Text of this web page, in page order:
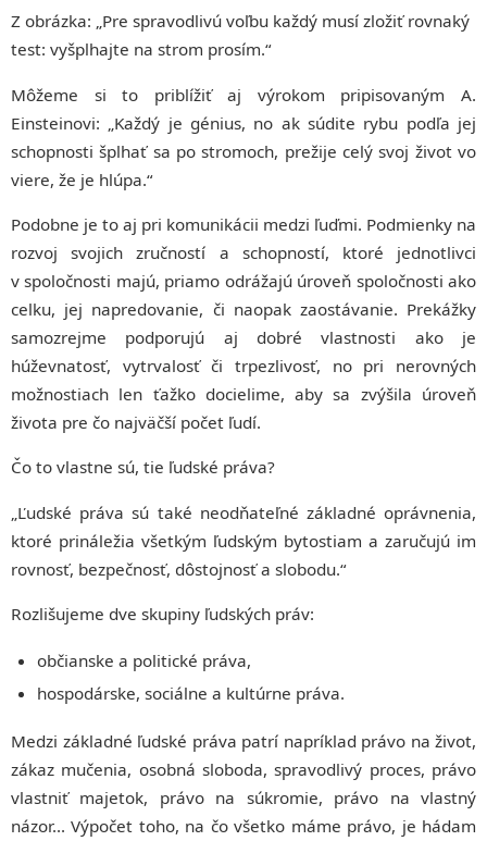
Z obrázka: „Pre spravodlivú voľbu každý musí zložiť rovnaký
test: vyšplhajte na strom prosím.“
Môžeme si to priblížiť aj výrokom pripisovaným A.
Einsteinovi: „Každý je génius, no ak súdite rybu podľa jej
schopnosti šplhať sa po stromoch, prežije celý svoj život vo
viere, že je hlúpa.“
Podobne je to aj pri komunikácii medzi ľuďmi. Podmienky na
rozvoj svojich zručností a schopností, ktoré jednotlivci
v spoločnosti majú, priamo odrážajú úroveň spoločnosti ako
celku, jej napredovanie, či naopak zaostávanie. Prekážky
samozrejme podporujú aj dobré vlastnosti ako je
húževnatosť, vytrvalosť či trpezlivosť, no pri nerovných
možnostiach len ťažko docielime, aby sa zvýšila úroveň
života pre čo najväčší počet ľudí.
Čo to vlastne sú, tie ľudské práva?
„Ľudské práva sú také neodňateľné základné oprávnenia,
ktoré prináležia všetkým ľudským bytostiam a zaručujú im
rovnosť, bezpečnosť, dôstojnosť a slobodu.“
Rozlišujeme dve skupiny ľudských práv:
občianske a politické práva,
hospodárske, sociálne a kultúrne práva.
Medzi základné ľudské práva patrí napríklad právo na život,
zákaz mučenia, osobná sloboda, spravodlivý proces, právo
vlastniť majetok, právo na súkromie, právo na vlastný
názor… Výpočet toho, na čo všetko máme právo, je hádam